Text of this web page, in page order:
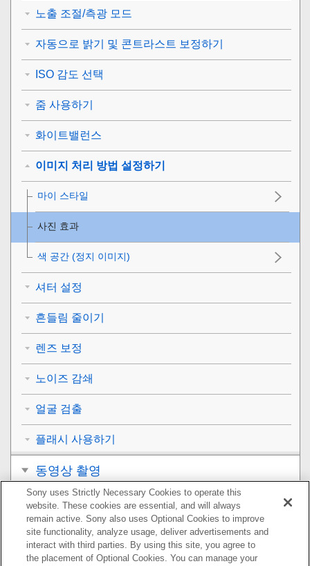
노출 조절/측광 모드
자동으로 밝기 및 콘트라스트 보정하기
ISO 감도 선택
줌 사용하기
화이트밸런스
이미지 처리 방법 설정하기
마이 스타일
사진 효과
색 공간 (정지 이미지)
셔터 설정
흔들림 줄이기
렌즈 보정
노이즈 감쇄
얼굴 검출
플래시 사용하기
동영상 촬영
보기
카메라의 사용자 설정
Sony uses Strictly Necessary Cookies to operate this
website. These cookies are essential, and will always
remain active. Sony also uses Optional Cookies to improve
site functionality, analyze usage, deliver advertisements and
interact with third parties. By using this site, you agree to
the placement of Optional Cookies. You can manage your